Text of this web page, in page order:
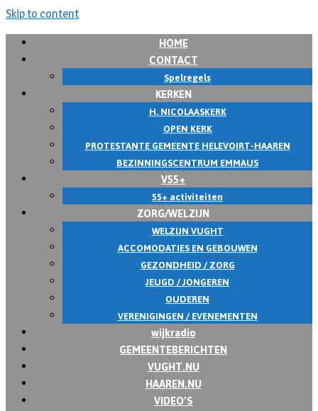
Skip to content
HOME
CONTACT
Spelregels
KERKEN
H. NICOLAASKERK
OPEN KERK
PROTESTANTE GEMEENTE HELEVOIRT-HAAREN
BEZINNINGSCENTRUM EMMAUS
V55+
55+ activiteiten
ZORG/WELZIJN
WELZIJN VUGHT
ACCOMODATIES EN GEBOUWEN
GEZONDHEID / ZORG
JEUGD / JONGEREN
OUDEREN
VERENIGINGEN / EVENEMENTEN
wijkradio
GEMEENTEBERICHTEN
VUGHT.NU
HAAREN.NU
VIDEO’S